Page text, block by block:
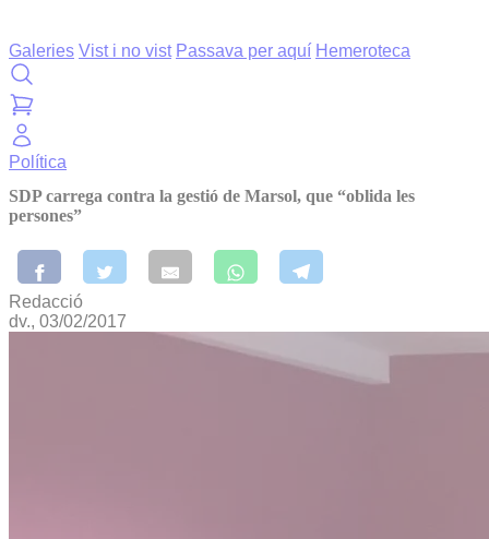
Galeries Vist i no vist Passava per aquí Hemeroteca
Política
SDP carrega contra la gestió de Marsol, que “oblida les
persones”
Redacció
dv., 03/02/2017